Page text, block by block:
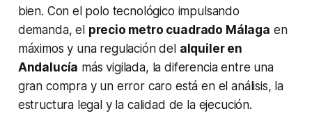
bien. Con el polo tecnológico impulsando
demanda, el precio metro cuadrado Málaga en
máximos y una regulación del alquiler en
Andalucía más vigilada, la diferencia entre una
gran compra y un error caro está en el análisis, la
estructura legal y la calidad de la ejecución.